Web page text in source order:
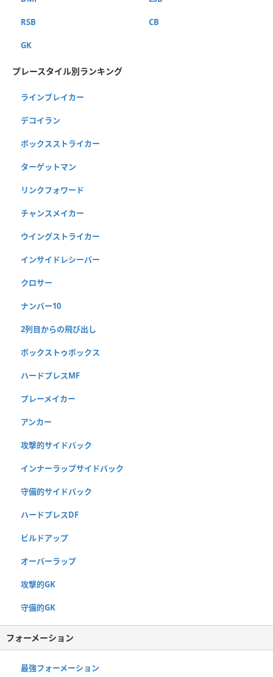
RSB CB
GK
プレースタイル別ランキング
ラインブレイカー
デコイラン
ボックスストライカー
ターゲットマン
リンクフォワード
チャンスメイカー
ウイングストライカー
インサイドレシーバー
クロサー
ナンバー10
2列目からの飛び出し
ボックストゥボックス
ハードプレスMF
プレーメイカー
アンカー
攻撃的サイドバック
インナーラップサイドバック
守備的サイドバック
ハードプレスDF
ビルドアップ
オーバーラップ
攻撃的GK
守備的GK
フォーメーション
最強フォーメーション